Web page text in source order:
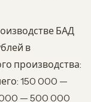
БАД
в
производства:
150 000 —
000 — 500 000